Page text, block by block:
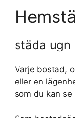
städa ugn
Varje bostad,
eller en
som du kan se